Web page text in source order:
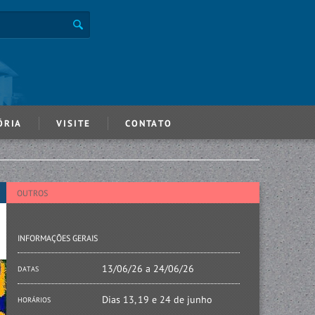
VISITE CONTATO
OUTROS
INFORMAÇÕES GERAIS
DATAS 13/06/26 a 24/06/26
HORÁRIOS Dias 13, 19 e 24 de junho